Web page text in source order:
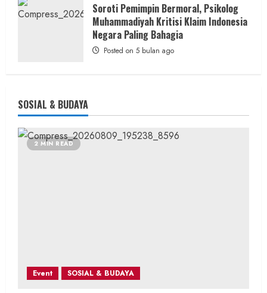
Soroti Pemimpin Bermoral, Psikolog
Muhammadiyah Kritisi Klaim Indonesia
Negara Paling Bahagia
Posted on 5 bulan ago
SOSIAL & BUDAYA
2 MIN READ
Event SOSIAL & BUDAYA